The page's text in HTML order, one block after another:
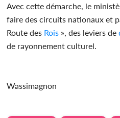
Avec cette démarche, le
faire des circuits nationaux et
Route des Rois », des leviers de
de rayonnement culturel.
Wassimagnon